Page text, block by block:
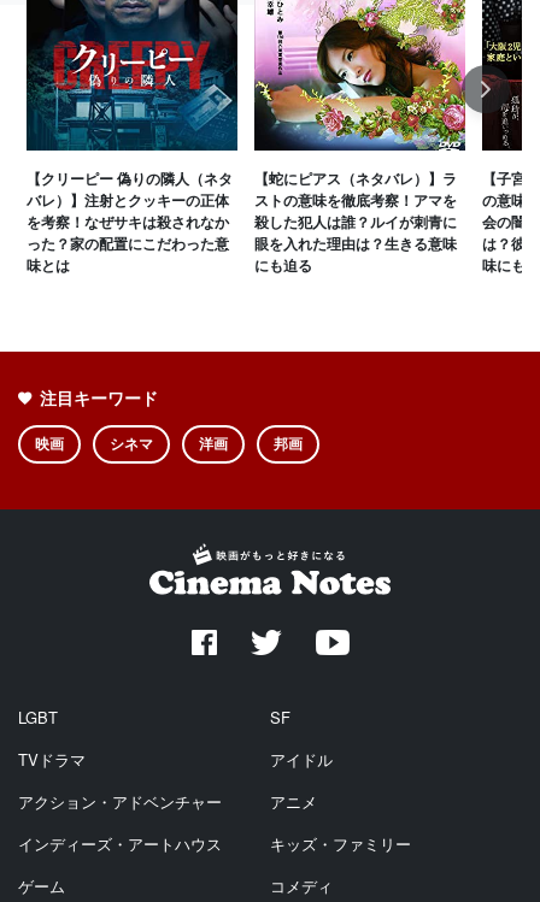
【クリーピー 偽りの隣人（ネタ
バレ）】注射とクッキーの正体
を考察！なぜサキは殺されなか
った？家の配置にこだわった意
味とは
【蛇にピアス（ネタバレ）】ラ
ストの意味を徹底考察！アマを
殺した犯人は誰？ルイが刺青に
眼を入れた理由は？生きる意味
にも迫る
【子宮
の意味
会の闇
は？彼
味にも
Next
注目キーワード
映画 シネマ 洋画 邦画
LGBT
SF
TVドラマ
アイドル
アクション・アドベンチャー
アニメ
インディーズ・アートハウス
キッズ・ファミリー
ゲーム
コメディ